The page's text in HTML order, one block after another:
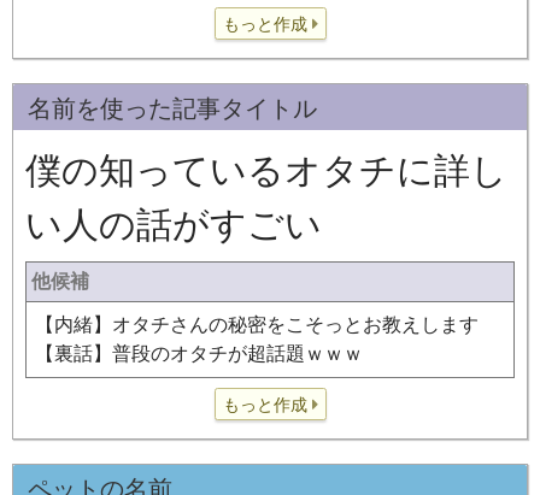
もっと作成
名前を使った記事タイトル
僕の知っているオタチに詳し
い人の話がすごい
他候補
【内緒】オタチさんの秘密をこそっとお教えします
【裏話】普段のオタチが超話題ｗｗｗ
もっと作成
ペットの名前